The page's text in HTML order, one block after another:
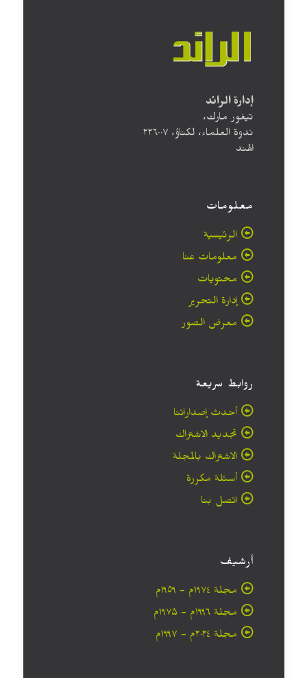
إدارة الرائد
تيغور مارك،
ندوة العلماء، لكناؤ، ۲۲٦۰۰۷
الهند
معلومات
الرئيسية
معلومات عنا
محتويات
إدارة التحرير
معرض الصور
روابط سريعة
أحدث إصداراتنا
تجديد الاشتراك
الاشتراك بالمجلة
أسئلة مكررة
اتصل بنا
أرشيف
مجلة ۱۹۷٤م - ١٩٥٩م
مجلة ۱۹۹٦م - ۱۹۷۵م
مجلة ۲۰۲٤م - ۱۹۹۷م